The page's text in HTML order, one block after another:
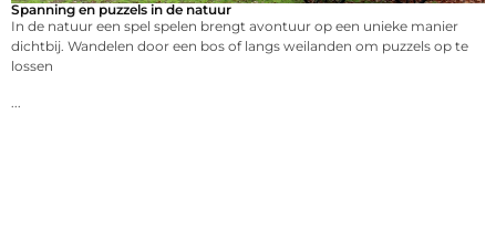
Spanning en puzzels in de natuur
In de natuur een spel spelen brengt avontuur op een unieke manier
dichtbij. Wandelen door een bos of langs weilanden om puzzels op te
lossen